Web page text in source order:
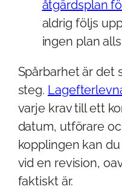
åtgärdsplan
aldrig följs
ingen plan
Spårbarhet är det
steg.
varje krav till ett
datum, utförare
kopplingen kan
vid en revision,
faktiskt är.